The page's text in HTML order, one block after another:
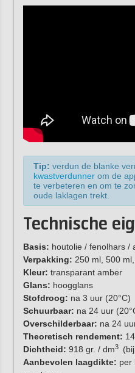
Tip: verdun de blanke
kwastverdunnerom de
te verbeteren en om te
oude laklagen trekt.
Technische
Basis: houtolie / fenolhars /
Verpakking: 250 ml, 500
Kleur: transparant amber
Glans: hoogglans
Stofdroog: na 3 uur (20°C)
Schuurbaar: na 24 uur
Overschilderbaar: na 24
Theoretisch rendement:
Dichtheid: 918 gr. / dm3
Aanbevolen laagdikte: per